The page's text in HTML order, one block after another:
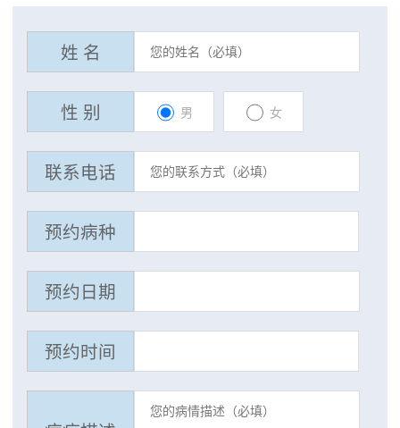
姓 名
性 别 男 女
联系电话
预约病种
预约日期
预约时间